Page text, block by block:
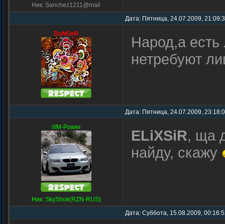
Ник: Sanchez1211@mail
Дата: Пятница, 24.07.2009,
DaNGeR
Народ,а есть
нетребуют
Дата: Пятница, 24.07.2009,
///M-Power
Ник: SkyShok(RZN-RUS)
ELiXSiR, ща
найду, скажу
Дата: Суббота, 15.08.2009,